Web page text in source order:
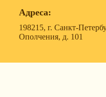
Адреса:
198215, г. Санкт-
Ополчения, д. 101